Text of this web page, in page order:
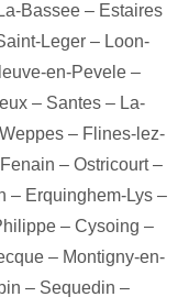
La-Bassee – Estaires
Leger – Loon-
en-Pevele –
– Santes– La-
– Flines-lez-
Fenain – Ostricourt–
– Erquinghem-Lys –
– Cysoing –
– Montigny-en-
– Sequedin –